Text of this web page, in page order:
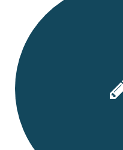
History of KGSEA
Scholarship
Logo Description
KGSEA Math Circle
Math Science Camp
KGSEA Lectures
Competitions
ARML Local
ARML Final
2026 A(I)RML 한국대표팀 선
Apply for ARML
WMTC2025
2025 WMTC 선발안내
Apply for WMTC
HMMT2026
2026 HMMT 선발안내
PUPC
Contact US
Registration Forms
Friends
MAA AMC Online KOREA